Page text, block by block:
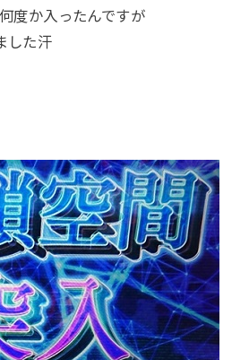
度か入ったんですが
した汗